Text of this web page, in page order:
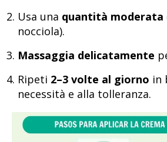
Usa una quantità moderata
nocciola).
Massaggia delicatamente
Ripeti 2–3 volte al giorno in
necessità e alla tolleranza.